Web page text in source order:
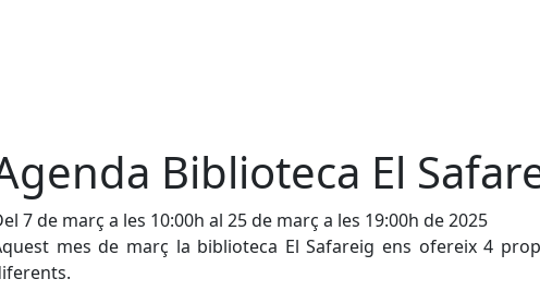
Biblioteca El
7 de març a les 10:00h al 25 de març a les 19:00h de 2025
mes de març la biblioteca El Safareig ens ofereix 4